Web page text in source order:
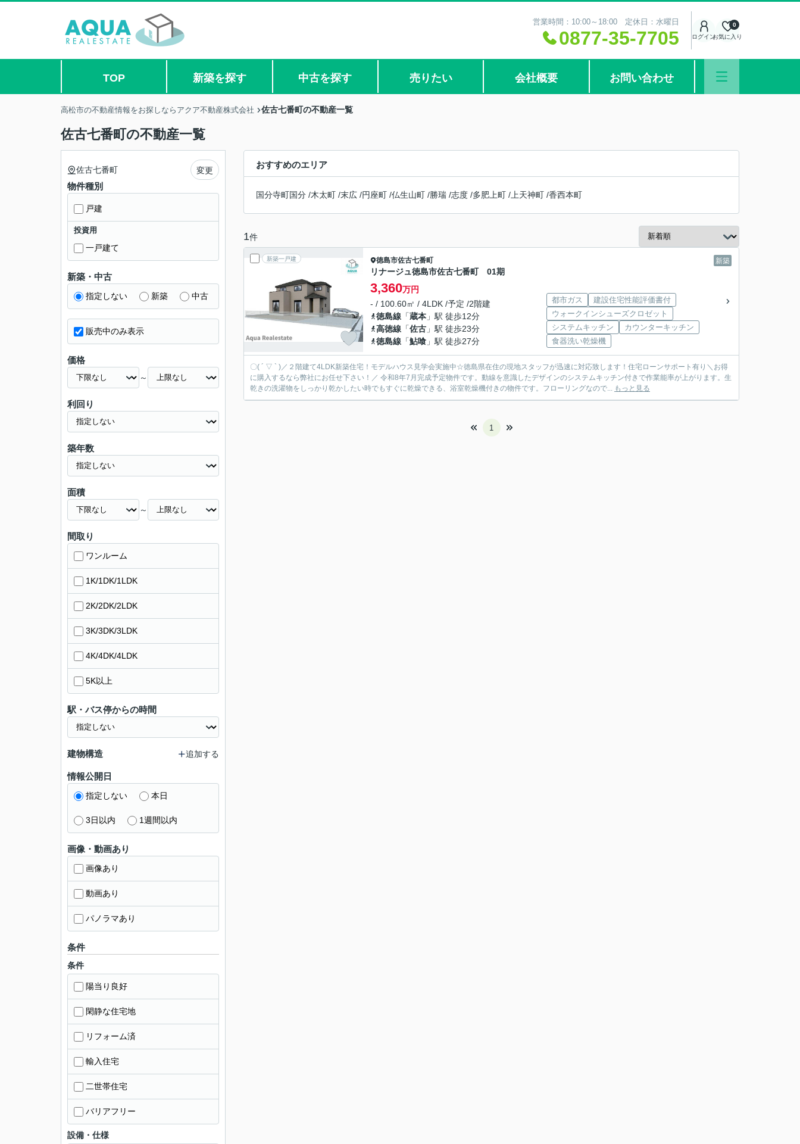
営業時間：10:00～18:00 定休日：水曜日
0877-35-7705 ログインお気に入り
0
TOP 新築を探す 中古を探す 売りたい 会社概要 お問い合わせ
高松市の不動産情報をお探しならアクア不動産株式会社 佐古七番町の不動産一覧
佐古七番町の不動産一覧
おすすめのエリア
国分寺町国分 /木太町 /末広 /円座町 /仏生山町 /勝瑞 /志度 /多肥上町 / 上天神町 /香西本町
1件
新築一戸建 新築
徳島市佐古七番町
リナージュ徳島市佐古七番町 01期
3,360万円
- / 100.60㎡ / 4LDK /予定 /2階建
徳島線 「蔵本 」駅 徒歩12分
高徳線 「佐古 」駅 徒歩23分
徳島線 「鮎喰 」駅 徒歩27分
都市ガス
建設住宅性能評価書付
ウォークインシューズクロゼット
システムキッチン
カウンターキッチン
食器洗い乾燥機
〇( ´ ▽ ` )／２階建て4LDK新築住宅！モデルハウス見学会実施中☆徳島県在住の現地スタッフが迅速に対応致します！住宅ローンサポート有り＼お得
に購入するなら弊社にお任せ下さい！／ 令和8年7月完成予定物件です。動線を意識したデザインのシステムキッチン付きで作業能率が上がります。生
乾きの洗濯物をしっかり乾かしたい時でもすぐに乾燥できる、浴室乾燥機付きの物件です。フローリングなので... もっと見る
1
佐古七番町 変更
物件種別
戸建
投資用
一戸建て
新築・中古
指定しない 新築 中古
販売中のみ表示
価格
～
利回り
築年数
面積
～
間取り
ワンルーム
1K/1DK/1LDK
2K/2DK/2LDK
3K/3DK/3LDK
4K/4DK/4LDK
5K以上
駅・バス停からの時間
建物構造 追加する
情報公開日
指定しない 本日
3日以内 1週間以内
画像・動画あり
画像あり
動画あり
パノラマあり
条件
条件
陽当り良好
閑静な住宅地
リフォーム済
輸入住宅
二世帯住宅
バリアフリー
設備・仕様